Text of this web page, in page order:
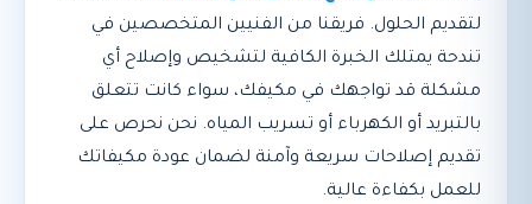
لتقديم الحلول. فريقنا من الفنيين المتخصصين في
تندحة يمتلك الخبرة الكافية لتشخيص وإصلاح أي
مشكلة قد تواجهك في مكيفك، سواء كانت تتعلق
بالتبريد أو الكهرباء أو تسريب المياه. نحن نحرص على
تقديم إصلاحات سريعة وآمنة لضمان عودة مكيفاتك
للعمل بكفاءة عالية.